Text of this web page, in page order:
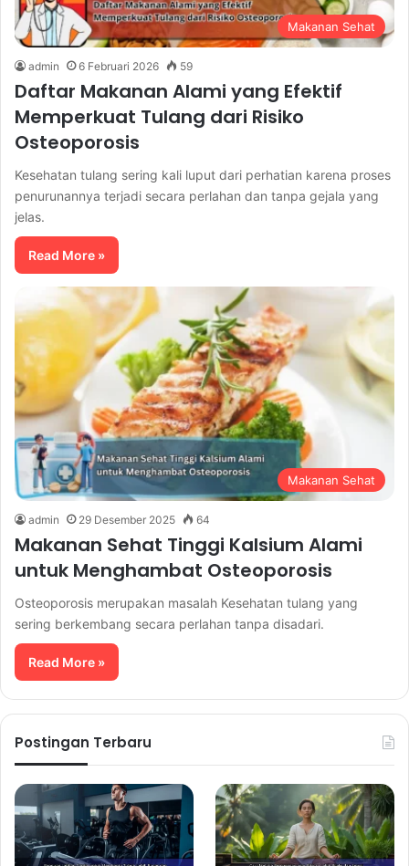
Makanan Sehat
admin 6 Februari 2026 59
Daftar Makanan Alami yang Efektif
Memperkuat Tulang dari Risiko
Osteoporosis
Kesehatan tulang sering kali luput dari perhatian karena proses
penurunannya terjadi secara perlahan dan tanpa gejala yang
jelas.
Read More »
Makanan Sehat
admin 29 Desember 2025 64
Makanan Sehat Tinggi Kalsium Alami
untuk Menghambat Osteoporosis
Osteoporosis merupakan masalah Kesehatan tulang yang
sering berkembang secara perlahan tanpa disadari.
Read More »
Postingan Terbaru